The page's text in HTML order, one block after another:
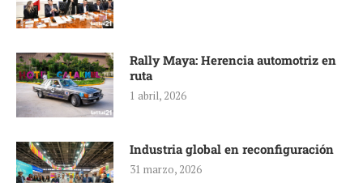
Rally Maya: Herencia automotriz en
ruta
1 abril, 2026
Industria global en reconfiguración
31 marzo, 2026